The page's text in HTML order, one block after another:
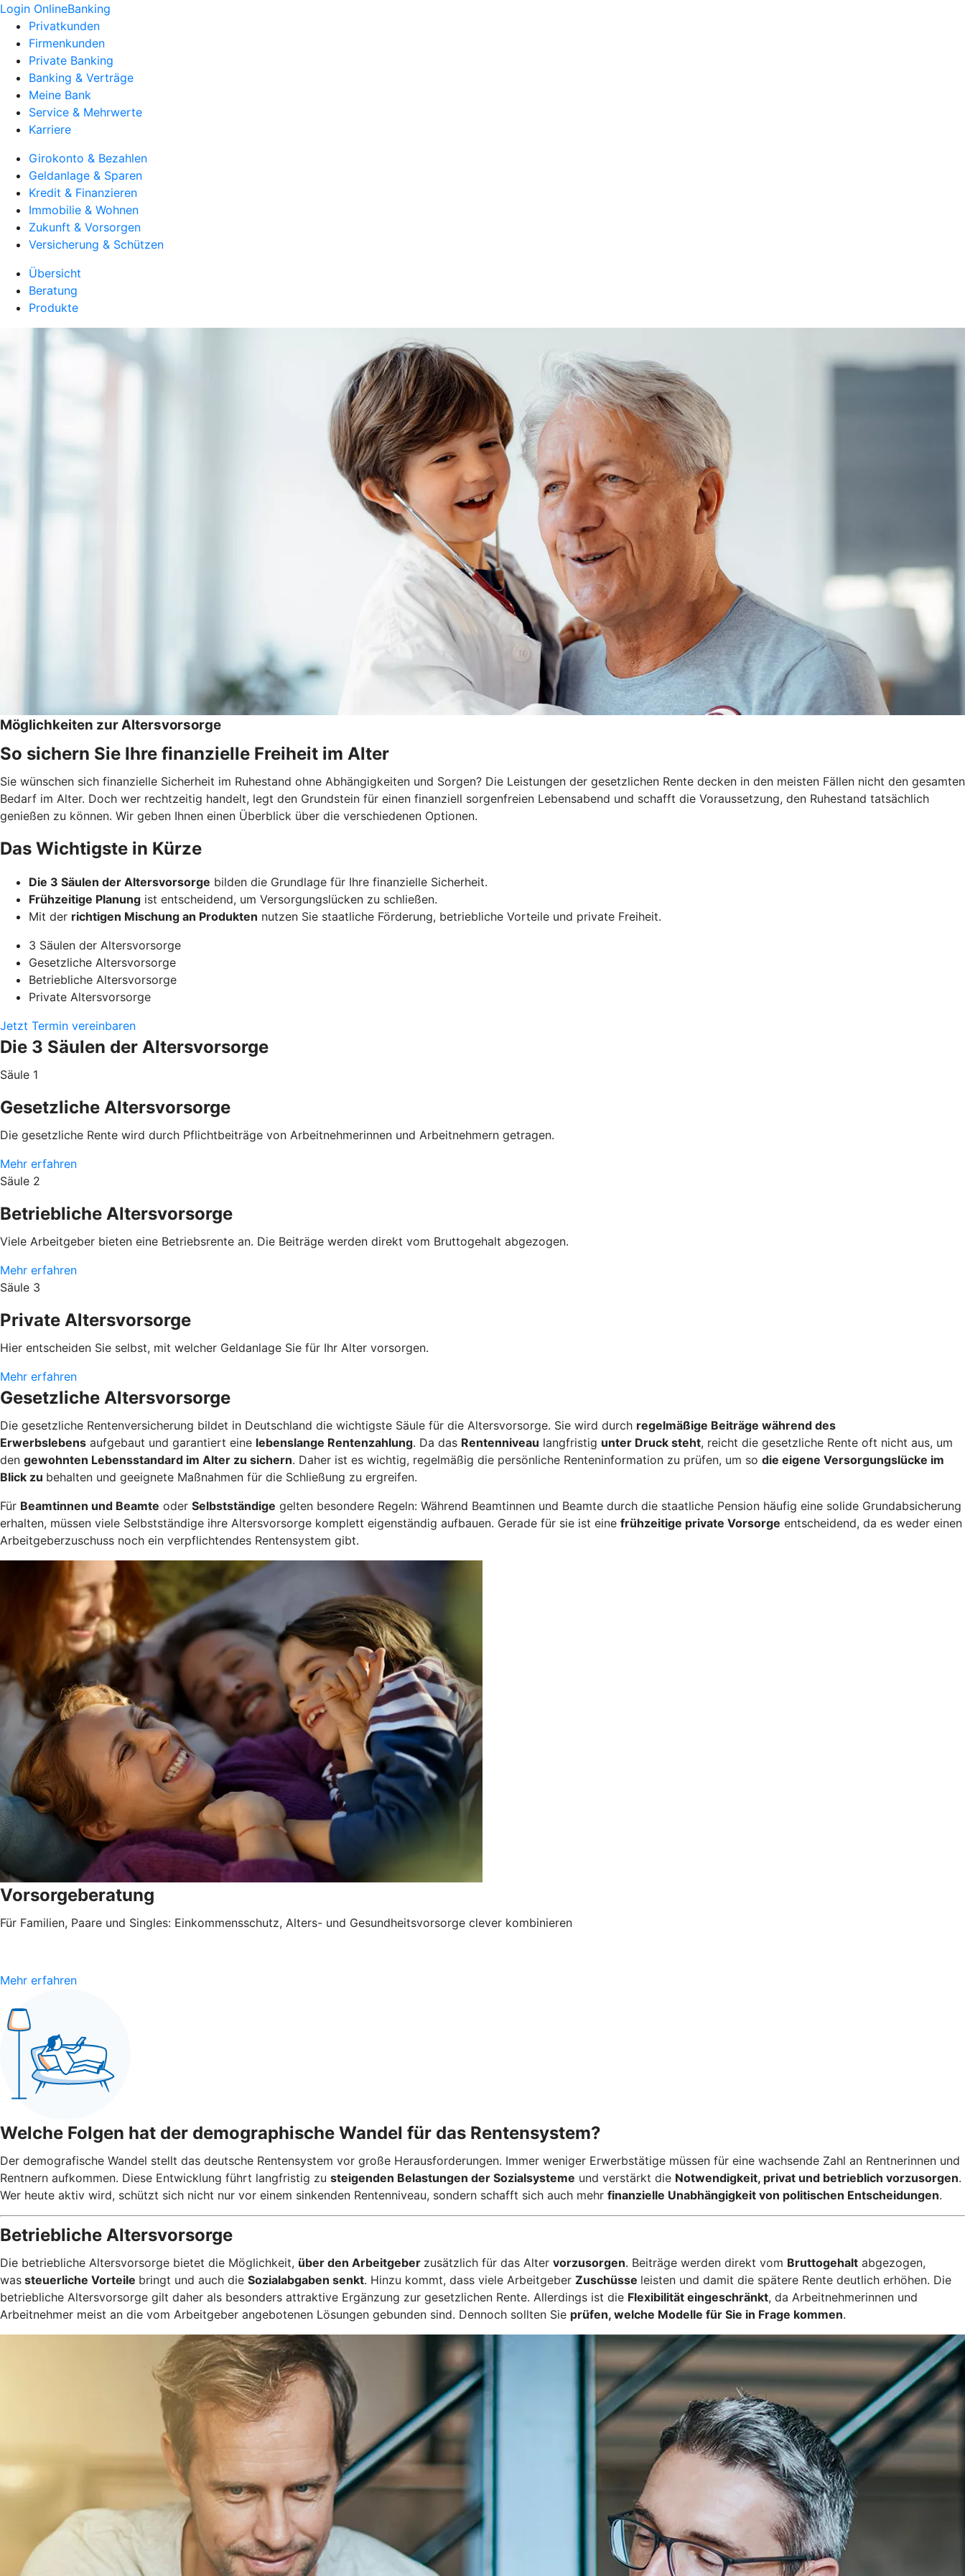
Login OnlineBanking
Privatkunden
Firmenkunden
Private Banking
Banking & Verträge
Meine Bank
Service & Mehrwerte
Karriere
Girokonto & Bezahlen
Geldanlage & Sparen
Kredit & Finanzieren
Immobilie & Wohnen
Zukunft & Vorsorgen
Versicherung & Schützen
Übersicht
Beratung
Produkte
Möglichkeiten zur Altersvorsorge
So sichern Sie Ihre finanzielle Freiheit im Alter
Sie wünschen sich finanzielle Sicherheit im Ruhestand ohne Abhängigkeiten und Sorgen? Die Leistungen der gesetzlichen Rente decken in den meisten Fällen nicht den gesamten
Bedarf im Alter. Doch wer rechtzeitig handelt, legt den Grundstein für einen finanziell sorgenfreien Lebensabend und schafft die Voraussetzung, den Ruhestand tatsächlich
genießen zu können. Wir geben Ihnen einen Überblick über die verschiedenen Optionen.
Das Wichtigste in Kürze
Die 3 Säulen der Altersvorsorge bilden die Grundlage für Ihre finanzielle Sicherheit.
Frühzeitige Planung ist entscheidend, um Versorgungslücken zu schließen.
Mit der richtigen Mischung an Produkten nutzen Sie staatliche Förderung, betriebliche Vorteile und private Freiheit.
3 Säulen der Altersvorsorge
Gesetzliche Altersvorsorge
Betriebliche Altersvorsorge
Private Altersvorsorge
Jetzt Termin vereinbaren
Die 3 Säulen der Altersvorsorge
Säule 1
Gesetzliche Altersvorsorge
Die gesetzliche Rente wird durch Pflichtbeiträge von Arbeitnehmerinnen und Arbeitnehmern getragen.
Mehr erfahren
Säule 2
Betriebliche Altersvorsorge
Viele Arbeitgeber bieten eine Betriebsrente an. Die Beiträge werden direkt vom Bruttogehalt abgezogen.
Mehr erfahren
Säule 3
Private Altersvorsorge
Hier entscheiden Sie selbst, mit welcher Geldanlage Sie für Ihr Alter vorsorgen.
Mehr erfahren
Gesetzliche Altersvorsorge
Die gesetzliche Rentenversicherung bildet in Deutschland die wichtigste Säule für die Altersvorsorge. Sie wird durch regelmäßige Beiträge während des
Erwerbslebens aufgebaut und garantiert eine lebenslange Rentenzahlung. Da das Rentenniveau langfristig unter Druck steht, reicht die gesetzliche Rente oft nicht aus, um
den gewohnten Lebensstandard im Alter zu sichern. Daher ist es wichtig, regelmäßig die persönliche Renteninformation zu prüfen, um so die eigene Versorgungslücke im
Blick zu behalten und geeignete Maßnahmen für die Schließung zu ergreifen.
Für Beamtinnen und Beamte oder Selbstständige gelten besondere Regeln: Während Beamtinnen und Beamte durch die staatliche Pension häufig eine solide Grundabsicherung
erhalten, müssen viele Selbstständige ihre Altersvorsorge komplett eigenständig aufbauen. Gerade für sie ist eine frühzeitige private Vorsorge entscheidend, da es weder einen
Arbeitgeberzuschuss noch ein verpflichtendes Rentensystem gibt.
Vorsorgeberatung
Für Familien, Paare und Singles: Einkommensschutz, Alters- und Gesundheitsvorsorge clever kombinieren
Mehr erfahren
Welche Folgen hat der demographische Wandel für das Rentensystem?
Der demografische Wandel stellt das deutsche Rentensystem vor große Herausforderungen. Immer weniger Erwerbstätige müssen für eine wachsende Zahl an Rentnerinnen und
Rentnern aufkommen. Diese Entwicklung führt langfristig zu steigenden Belastungen der Sozialsysteme und verstärkt die Notwendigkeit, privat und betrieblich vorzusorgen.
Wer heute aktiv wird, schützt sich nicht nur vor einem sinkenden Rentenniveau, sondern schafft sich auch mehr finanzielle Unabhängigkeit von politischen Entscheidungen.
Betriebliche Altersvorsorge
Die betriebliche Altersvorsorge bietet die Möglichkeit, über den Arbeitgeber zusätzlich für das Alter vorzusorgen. Beiträge werden direkt vom Bruttogehalt abgezogen,
was steuerliche Vorteile bringt und auch die Sozialabgaben senkt. Hinzu kommt, dass viele Arbeitgeber Zuschüsse leisten und damit die spätere Rente deutlich erhöhen. Die
betriebliche Altersvorsorge gilt daher als besonders attraktive Ergänzung zur gesetzlichen Rente. Allerdings ist die Flexibilität eingeschränkt, da Arbeitnehmerinnen und
Arbeitnehmer meist an die vom Arbeitgeber angebotenen Lösungen gebunden sind. Dennoch sollten Sie prüfen, welche Modelle für Sie in Frage kommen.